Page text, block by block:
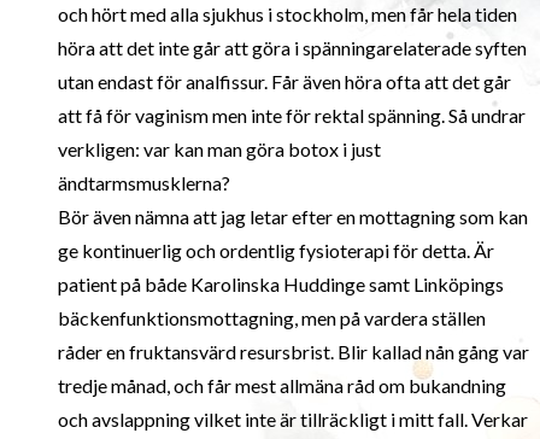
och hört med alla sjukhus i stockholm, men får hela tiden
höra att det inte går att göra i spänningarelaterade syften
utan endast för analfissur. Får även höra ofta att det går
att få för vaginism men inte för rektal spänning. Så undrar
verkligen: var kan man göra botox i just
ändtarmsmusklerna?
Bör även nämna att jag letar efter en mottagning som kan
ge kontinuerlig och ordentlig fysioterapi för detta. Är
patient på både Karolinska Huddinge samt Linköpings
bäckenfunktionsmottagning, men på vardera ställen
råder en fruktansvärd resursbrist. Blir kallad nån gång var
tredje månad, och får mest allmäna råd om bukandning
och avslappning vilket inte är tillräckligt i mitt fall. Verkar